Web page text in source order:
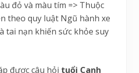
đỏ và màu tím => Thuộc
theo quy luật Ngũ hành xe
tai nạn khiến sức khỏe suy
được câu hỏi tuổi Canh